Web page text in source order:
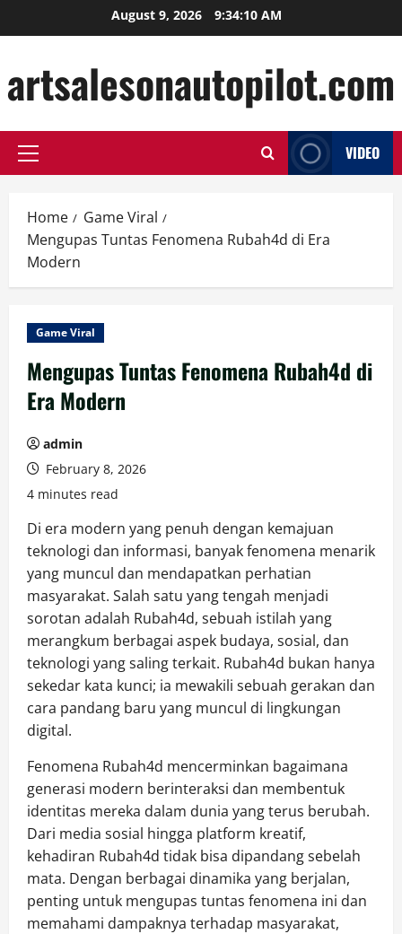
to
August 9, 2026 9:34:11 AM
artsalesonautopilot.com
Primary
VIDEO
Home
Game Viral
Mengupas Tuntas Fenomena Rubah4d di Era
Modern
Game Viral
Mengupas Tuntas Fenomena Rubah4d di
Era Modern
admin
February 8, 2026
4 minutes read
Di era modern yang penuh dengan kemajuan
teknologi dan informasi, banyak fenomena menarik
yang muncul dan mendapatkan perhatian
masyarakat. Salah satu yang tengah menjadi
sorotan adalah Rubah4d, sebuah istilah yang
merangkum berbagai aspek budaya, sosial, dan
teknologi yang saling terkait. Rubah4d bukan hanya
sekedar kata kunci; ia mewakili sebuah gerakan dan
cara pandang baru yang muncul di lingkungan
digital.
Fenomena Rubah4d mencerminkan bagaimana
generasi modern berinteraksi dan membentuk
identitas mereka dalam dunia yang terus berubah.
Dari media sosial hingga platform kreatif,
kehadiran Rubah4d tidak bisa dipandang sebelah
mata. Dengan berbagai dinamika yang berjalan,
penting untuk mengupas tuntas fenomena ini dan
memahami dampaknya terhadap masyarakat,